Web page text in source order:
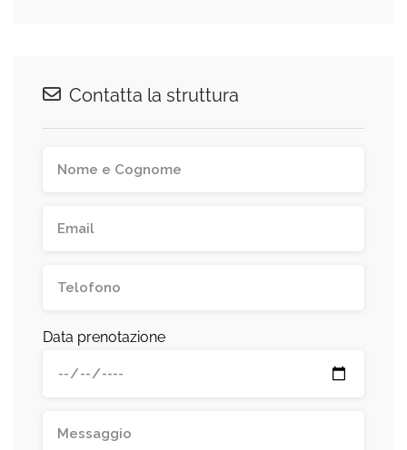
Contatta la struttura
Data prenotazione